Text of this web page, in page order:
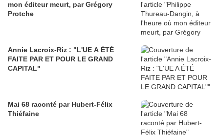
mon éditeur meurt, par Grégory
Protche
Annie Lacroix-Riz : "L'UE A ÉTÉ
FAITE PAR ET POUR LE GRAND
CAPITAL"
Mai 68 raconté par Hubert-Félix
Thiéfaine